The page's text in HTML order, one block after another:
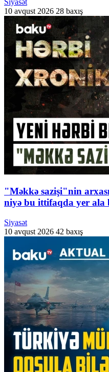
10 avqust 2026 28 baxış
"Məkkə sazişi"nin
niyə bu ittifaqda yer
Siyasət
10 avqust 2026 42 baxış